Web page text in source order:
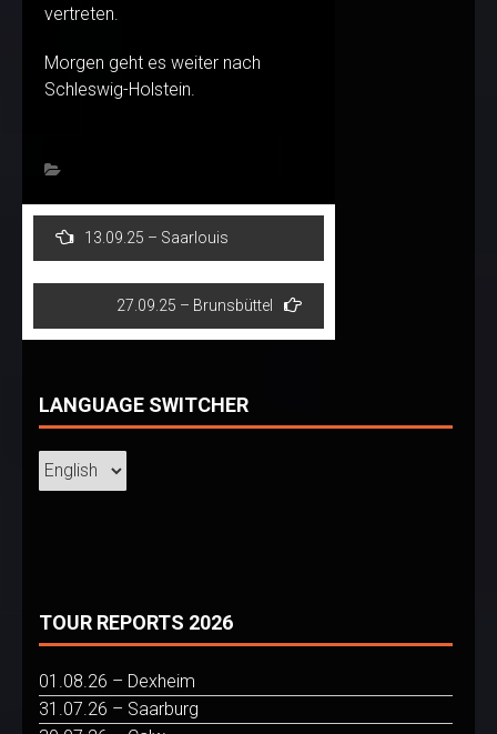
vertreten.
Morgen geht es weiter nach
Schleswig-Holstein.
Post
navigation
13.09.25 – Saarlouis
27.09.25 – Brunsbüttel
LANGUAGE SWITCHER
TOUR REPORTS 2026
01.08.26 – Dexheim
31.07.26 – Saarburg